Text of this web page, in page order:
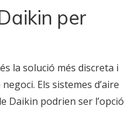
per
la solució més discreta i
Els sistemes d’aire
Daikin podrien ser l’opció